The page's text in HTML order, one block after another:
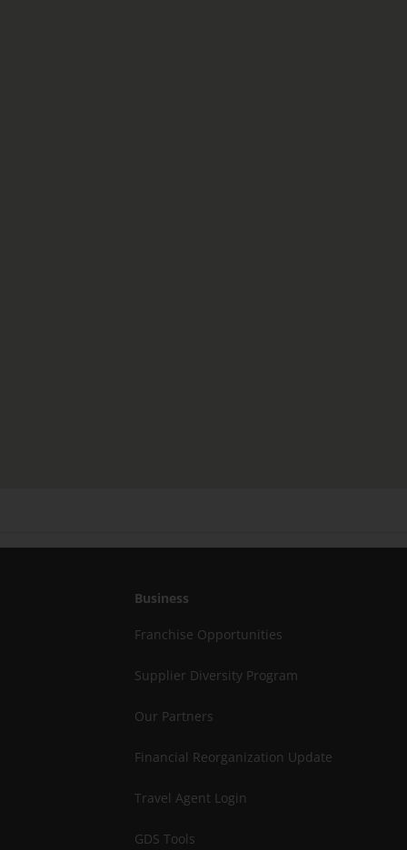
Business
Franchise Opportunities
Supplier Diversity Program
Our Partners
Financial Reorganization Update
Travel Agent Login
GDS Tools